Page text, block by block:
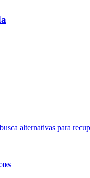
alternativas para